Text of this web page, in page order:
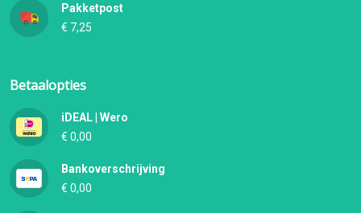
Pakketpost
€ 7,25
Betaalopties
iDEAL | Wero
€ 0,00
Bankoverschrijving
€ 0,00